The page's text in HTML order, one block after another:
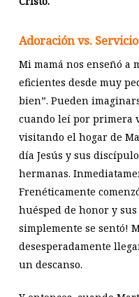
Adoración vs. Servicio
Mi mamá nos enseñó a
eficientes desde muy
bien”. Pueden
cuando leí por primera
visitando el hogar de
día Jesús y sus
hermanas.
Frenéticamente
huésped de honor y
simplemente se sentó!
desesperadamente
un descanso.